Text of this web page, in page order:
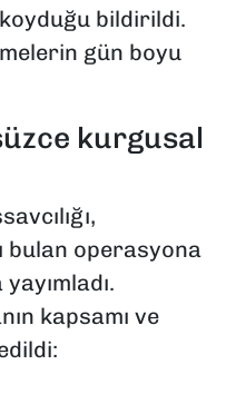
bildirildi.
gün boyu
kurgusal
bulan operasyona
kapsamı ve